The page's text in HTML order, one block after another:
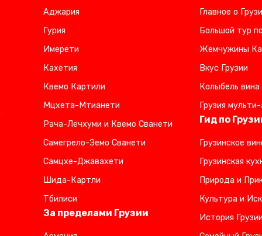
Аджария
Гурия
Имерети
Кахетия
Квемо Картили
Мцхета-Мтианети
Рача-Лечхуми и Квемо Сванети
Самегрело-Земо Сванети
Самцхе-Джавахети
Шида-Картли
Тбилиси
За пределами Грузии
Главное о
Большой тур
Жемчужины
Вкус Грузии
Колыбель вина
Грузия
Гид по
Грузинское
Грузинская
Природа и
Культура и
История